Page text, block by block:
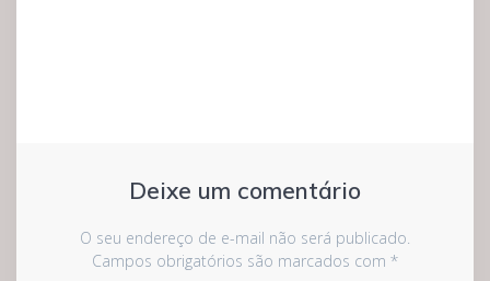
Deixe um comentário
O seu endereço de e-mail não será publicado.
Campos obrigatórios são marcados com *